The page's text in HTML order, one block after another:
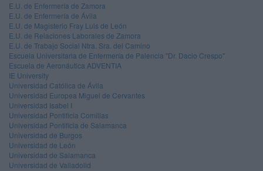
E.U. de Enfermería de Zamora
E.U. de Enfermería de Ávila
E.U. de Magisterio Fray Luis de León
E.U. de Relaciones Laborales de Zamora
E.U. de Trabajo Social Ntra. Sra. del Camino
Escuela Universitaria de Enfermería de Palencia "Dr. Dacio Crespo"
Escuela de Aeronáutica ADVENTIA
IE University
Universidad Católica de Ávila
Universidad Europea Miguel de Cervantes
Universidad Isabel I
Universidad Pontificia Comillas
Universidad Pontificia de Salamanca
Universidad de Burgos
Universidad de León
Universidad de Salamanca
Universidad de Valladolid